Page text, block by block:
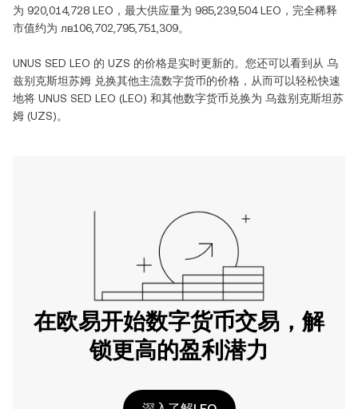
为 920,014,728 LEO ，最大供应量为 985,239,504 LEO ，完全稀释
市值约为 лв106,702,795,751,309。
UNUS SED LEO 的 UZS 的价格是实时更新的。您还可以看到从 乌
兹别克斯坦苏姆 兑换其他主流数字货币的价格，从而可以轻松快速
地将 UNUS SED LEO (LEO) 和其他数字货币兑换为 乌兹别克斯坦苏
姆 (UZS)。
在欧易开始数字货币交易，解
锁更高的盈利潜力